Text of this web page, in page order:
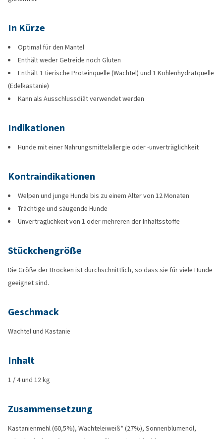
In Kürze
Optimal für den Mantel
Enthält weder Getreide noch Gluten
Enthält 1 tierische Proteinquelle (Wachtel) und 1 Kohlenhydratquelle
(Edelkastanie)
Kann als Ausschlussdiät verwendet werden
Indikationen
Hunde mit einer Nahrungsmittelallergie oder -unverträglichkeit
Kontraindikationen
Welpen und junge Hunde bis zu einem Alter von 12 Monaten
Trächtige und säugende Hunde
Unverträglichkeit von 1 oder mehreren der Inhaltsstoffe
Stückchengröße
Die Größe der Brocken ist durchschnittlich, so dass sie für viele Hunde
geeignet sind.
Geschmack
Wachtel und Kastanie
Inhalt
1 / 4 und 12 kg
Zusammensetzung
Kastanienmehl (60,5%), Wachteleiweiß* (27%), Sonnenblumenöl,